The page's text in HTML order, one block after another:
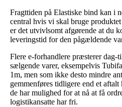
Fragttiden på Elastiske bind kan i
central hvis vi skal bruge
er det utvivlsomt afgørende at du
leveringstid for den pågældende
Flere e-forhandlere præsterer dag-
sælgende varer, eksempelvis
1m, men som ikke desto mindre
gemmenføres tidligere end et
de har mulighed for at nå at få
logistikansatte har fri.